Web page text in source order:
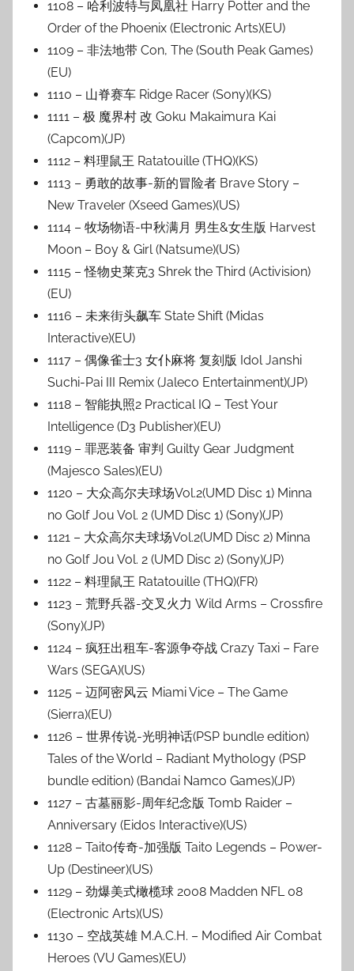
1108 – 哈利波特与凤凰社 Harry Potter and the
Order of the Phoenix (Electronic Arts)(EU)
1109 – 非法地带 Con, The (South Peak Games)
(EU)
1110 – 山脊赛车 Ridge Racer (Sony)(KS)
1111 – 极 魔界村 改 Goku Makaimura Kai
(Capcom)(JP)
1112 – 料理鼠王 Ratatouille (THQ)(KS)
1113 – 勇敢的故事-新的冒险者 Brave Story –
New Traveler (Xseed Games)(US)
1114 – 牧场物语-中秋满月 男生&女生版 Harvest
Moon – Boy & Girl (Natsume)(US)
1115 – 怪物史莱克3 Shrek the Third (Activision)
(EU)
1116 – 未来街头飙车 State Shift (Midas
Interactive)(EU)
1117 – 偶像雀士3 女仆麻将 复刻版 Idol Janshi
Suchi-Pai III Remix (Jaleco Entertainment)(JP)
1118 – 智能执照2 Practical IQ – Test Your
Intelligence (D3 Publisher)(EU)
1119 – 罪恶装备 审判 Guilty Gear Judgment
(Majesco Sales)(EU)
1120 – 大众高尔夫球场Vol.2(UMD Disc 1) Minna
no Golf Jou Vol. 2 (UMD Disc 1) (Sony)(JP)
1121 – 大众高尔夫球场Vol.2(UMD Disc 2) Minna
no Golf Jou Vol. 2 (UMD Disc 2) (Sony)(JP)
1122 – 料理鼠王 Ratatouille (THQ)(FR)
1123 – 荒野兵器-交叉火力 Wild Arms – Crossfire
(Sony)(JP)
1124 – 疯狂出租车-客源争夺战 Crazy Taxi – Fare
Wars (SEGA)(US)
1125 – 迈阿密风云 Miami Vice – The Game
(Sierra)(EU)
1126 – 世界传说-光明神话(PSP bundle edition)
Tales of the World – Radiant Mythology (PSP
bundle edition) (Bandai Namco Games)(JP)
1127 – 古墓丽影-周年纪念版 Tomb Raider –
Anniversary (Eidos Interactive)(US)
1128 – Taito传奇-加强版 Taito Legends – Power-
Up (Destineer)(US)
1129 – 劲爆美式橄榄球 2008 Madden NFL 08
(Electronic Arts)(US)
1130 – 空战英雄 M.A.C.H. – Modified Air Combat
Heroes (VU Games)(EU)